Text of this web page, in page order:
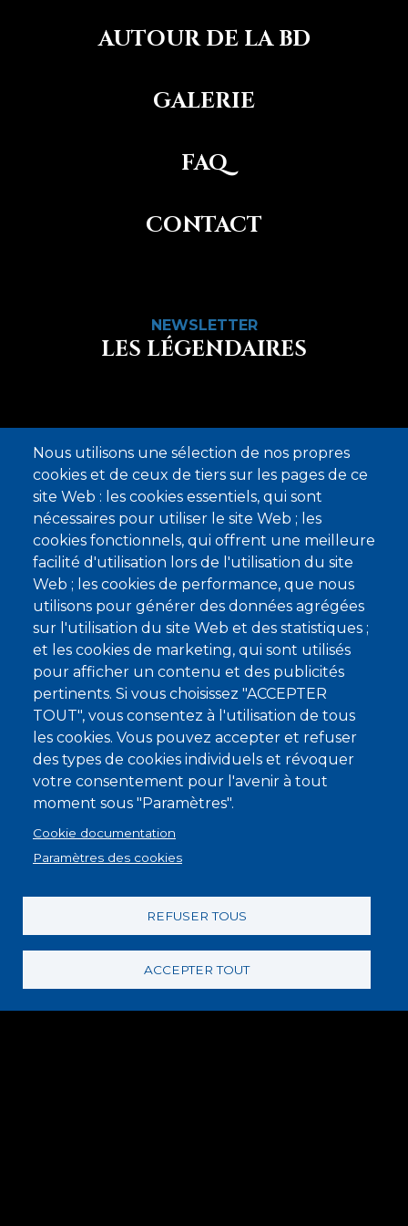
Nous utilisons une sélection de nos propres
cookies et de ceux de tiers sur les pages de ce
site Web : les cookies essentiels, qui sont
nécessaires pour utiliser le site Web ; les
cookies fonctionnels, qui offrent une meilleure
facilité d'utilisation lors de l'utilisation du site
Web ; les cookies de performance, que nous
utilisons pour générer des données agrégées
sur l'utilisation du site Web et des statistiques ;
et les cookies de marketing, qui sont utilisés
pour afficher un contenu et des publicités
pertinents. Si vous choisissez "ACCEPTER
TOUT", vous consentez à l'utilisation de tous
les cookies. Vous pouvez accepter et refuser
des types de cookies individuels et révoquer
votre consentement pour l'avenir à tout
moment sous "Paramètres".
Cookie documentation
Paramètres des cookies
REFUSER TOUS
ACCEPTER TOUT
AUTOUR DE LA BD
GALERIE
FAQ
CONTACT
NEWSLETTER
LES LÉGENDAIRES
LA COMMUNAUTÉ
SUIVEZ LES LÉGENDAIRES
POLITIQUE DES COOKIES
MENTIONS LÉGALES
DONNÉES PERSONNELLES
RÈGLES DE VIE
© Copyright 2022